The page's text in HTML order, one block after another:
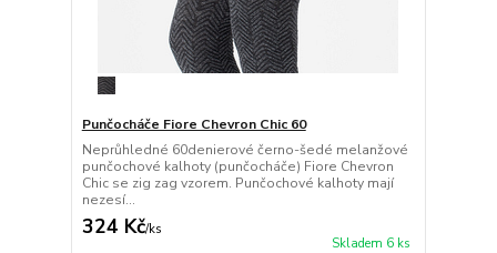
Punčocháče Fiore Chevron Chic 60
Neprůhledné 60denierové černo-šedé melanžové
punčochové kalhoty (punčocháče) Fiore Chevron
Chic se zig zag vzorem. Punčochové kalhoty mají
nezesí...
324 Kč/ks
Skladem 6 ks